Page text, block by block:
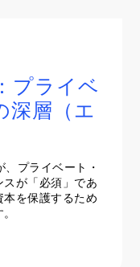
プライベ
深層（エ
プライベート・
が「必須」であ
を保護するため